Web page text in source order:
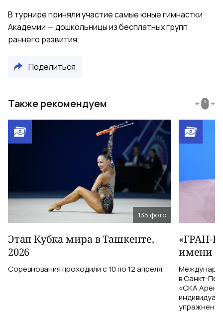
В турнире приняли участие самые юные гимнастки
Академии — дошкольницы из бесплатных групп
раннего развития.
Поделиться
Также рекомендуем
135 фото
Этап Кубка мира в Ташкенте,
2026
Соревнования проходили с 10 по 12 апреля.
«ГРАН-
имени
в Санкт-
«СКА